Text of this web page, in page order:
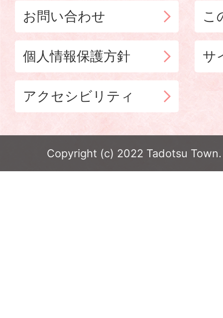
お問い合わせ こ
個人情報保護方針 サ
アクセシビリティ
Copyright (c) 2022 Tadotsu